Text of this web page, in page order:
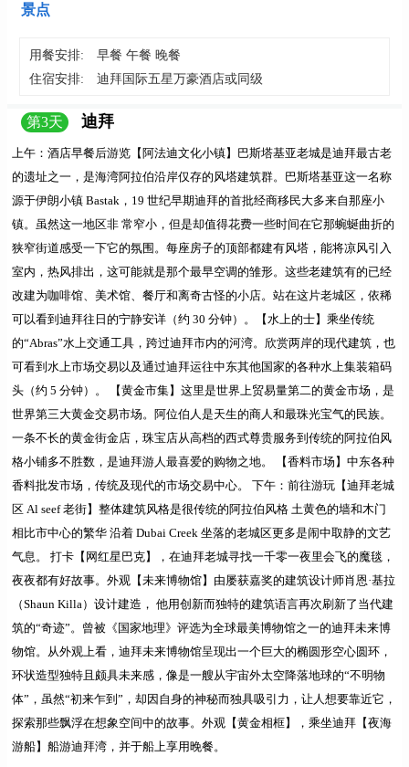
景点
用餐安排:
早餐 午餐 晚餐
住宿安排:
迪拜国际五星万豪酒店或同级
第3天 迪拜
上午： 酒店早餐后游览 【阿法迪文化小镇】 巴斯塔基亚老城是迪拜最古老
的遗址之一，是海湾阿拉伯沿岸仅存的风塔建筑群。巴斯塔基亚这一名称
源于伊朗小镇 Bastak，19 世纪早期迪拜的首批经商移民大多来自那座小
镇。虽然这一地区非 常窄小，但是却值得花费一些时间在它那蜿蜒曲折的
狭窄街道感受一下它的氛围。每座房子的顶部都建有风塔，能将凉风引入
室内，热风排出，这可能就是那个最早空调的雏形。这些老建筑有的已经
改建为咖啡馆、美术馆、餐厅和离奇古怪的小店。站在这片老城区，依稀
可以看到迪拜往日的宁静安详（约 30 分钟）。
【水上的士】 乘坐传统
的“Abras”水上交通工具，跨过迪拜市内的河湾。欣赏两岸的现代建筑，也
可看到水上市场交易以及通过迪拜运往中东其他国家的各种水上集装箱码
头（约 5 分钟）。
【黄金市集】 这里是世界上贸易量第二的黄金市场，是
世界第三大黄金交易市场。阿位伯人是天生的商人和最珠光宝气的民族。
一条不长的黄金街金店，珠宝店从高档的西式尊贵服务到传统的阿拉伯风
格小铺多不胜数，是迪拜游人最喜爱的购物之地。
【香料市场】 中东各种
香料批发市场，传统及现代的市场交易中心。 下午：前往游玩【迪拜老城
区 Al seef 老街】 整体建筑风格是很传统的阿拉伯风格 土黄色的墙和木门
相比市中心的繁华 沿着 Dubai Creek 坐落的老城区更多是闹中取静的文艺
气息。 打卡【网红星巴克】
，在迪拜老城寻找一千零一夜里会飞的魔毯，
夜夜都有好故事。外观 【未来博物馆】 由屡获嘉奖的建筑设计师肖恩·基拉
（Shaun Killa）设计建造， 他用创新而独特的建筑语言再次刷新了当代建
筑的“奇迹”。曾被《国家地理》评选为全球最美博物馆之一的迪拜未来博
物馆。从外观上看，迪拜未来博物馆呈现出一个巨大的椭圆形空心圆环，
环状造型独特且颇具未来感，像是一艘从宇宙外太空降落地球的“不明物
体”，虽然“初来乍到”，却因自身的神秘而独具吸引力，让人想要靠近它，
探索那些飘浮在想象空间中的故事。外观 【黄金相框】， 乘坐迪拜 【夜海
游船】 船游迪拜湾，并于船上享用晚餐。